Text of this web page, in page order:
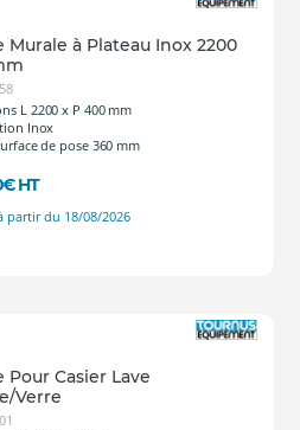
Murale à Plateau Inox 2200
L 2200 x P 400 mm
Inox
de pose 360 mm
€ HT
partir du 18/08/2026
Pour Casier Lave
Verre